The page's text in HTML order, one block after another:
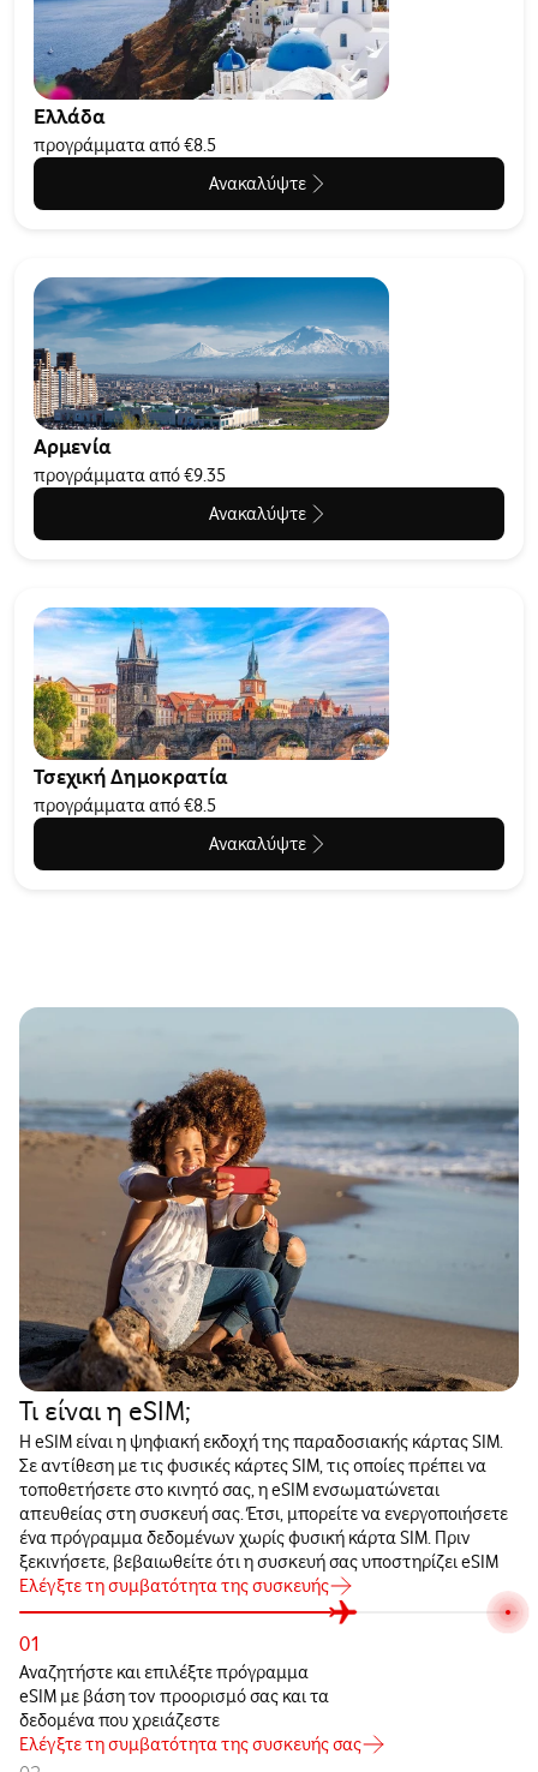
Ελλάδα
προγράμματα από €8.5
Ανακαλύψτε
Αρμενία
προγράμματα από €9.35
Ανακαλύψτε
Τσεχική Δημοκρατία
προγράμματα από €8.5
Ανακαλύψτε
Τι είναι η eSIM;
Η eSIM είναι η ψηφιακή εκδοχή της παραδοσιακής κάρτας SIM.
Σε αντίθεση με τις φυσικές κάρτες SIM, τις οποίες πρέπει να
τοποθετήσετε στο κινητό σας, η eSIM ενσωματώνεται
απευθείας στη συσκευή σας. Έτσι, μπορείτε να ενεργοποιήσετε
ένα πρόγραμμα δεδομένων χωρίς φυσική κάρτα SIM. Πριν
ξεκινήσετε, βεβαιωθείτε ότι η συσκευή σας υποστηρίζει eSIM
Ελέγξτε τη συμβατότητα της συσκευής
01
Αναζητήστε και επιλέξτε πρόγραμμα
eSIM με βάση τον προορισμό σας και τα
δεδομένα που χρειάζεστε
Ελέγξτε τη συμβατότητα της συσκευής σας